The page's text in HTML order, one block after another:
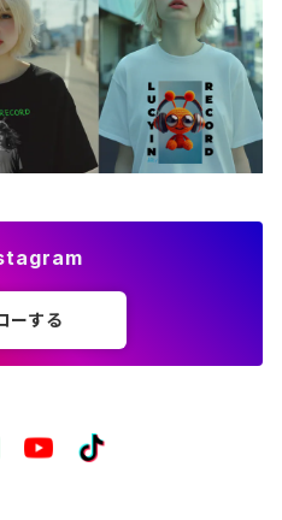
ーする